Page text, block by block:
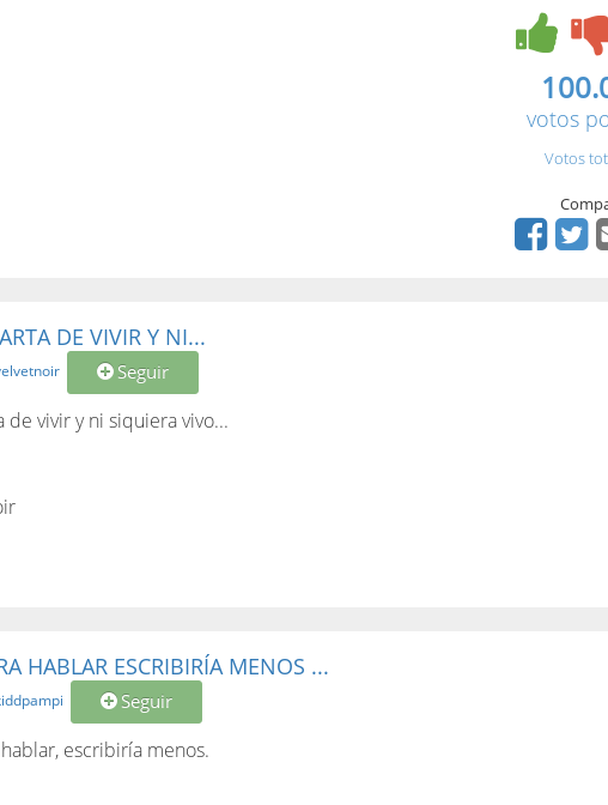
votos
Votos
DE VIVIR Y NI...
Seguir
de vivir y ni siquiera vivo...
HABLAR ESCRIBIRÍA MENOS ...
Seguir
escribiría menos.